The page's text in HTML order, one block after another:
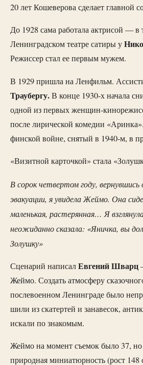
20 лет Кошеверова сделает главной
До 1928 сама работала актрисой — в
Ленинградском театре сатиры у
Режиссер стал ее первым мужем.
В 1929 пришла на Ленфильм.
Траубергу.В конце 1930-х начала
одной из первых женщин-
после лирической комедии
финской войне, снятый в 1940-м, в
«Визитной карточкой» стала
В сорок четвертом году, вернувшись
эвакуации, я увидела Жеймо. Она
маленькая, растерянная… Я
неожиданно сказала: «Яничка, вы
Золушку»
Сценарий написалЕвгений Шварц
Жеймо. Создать атмосферу
послевоенном Ленинграде было
шили из скатертей и занавесок,
искали по знакомым.
Жеймо на момент съемок было 37, но
природная миниатюрность (рост 148